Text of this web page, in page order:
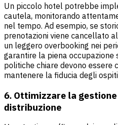
Un piccolo hotel potrebbe
cautela, monitorando
nel tempo. Ad esempio, se
prenotazioni viene cancellato
un leggero overbooking nei
garantire la piena occupazione
politiche chiare devono essere
mantenere la fiducia degli
6. Ottimizzare la
distribuzione